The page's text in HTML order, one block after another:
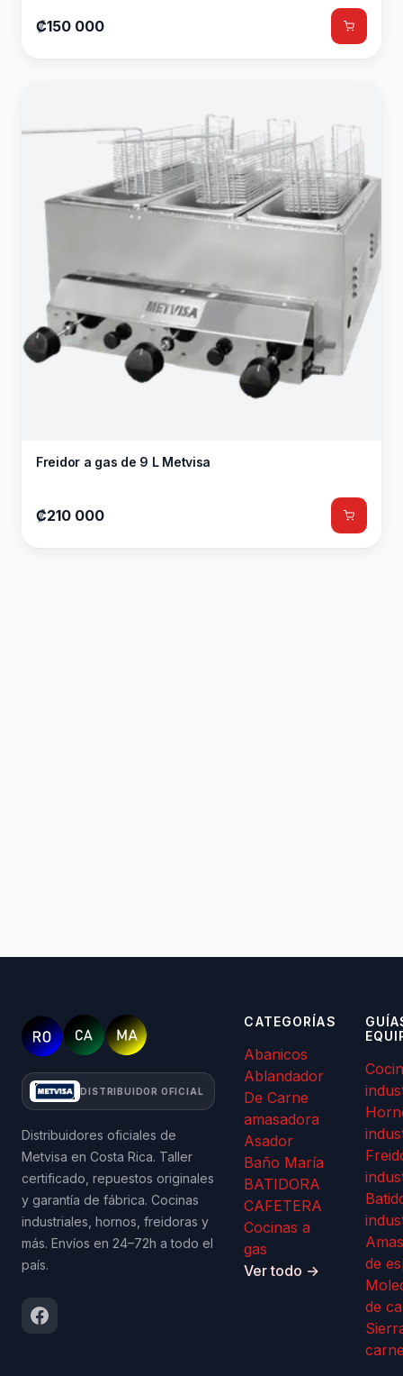
₡150 000
Freidor a gas de 9 L Metvisa
₡210 000
DISTRIBUIDOR OFICIAL
Distribuidores oficiales de
Metvisa en Costa Rica. Taller
certificado, repuestos originales
y garantía de fábrica. Cocinas
industriales, hornos, freidoras y
más. Envíos en 24–72h a todo el
país.
CATEGORÍAS
Abanicos
Ablandador
De Carne
amasadora
Asador
Baño María
BATIDORA
CAFETERA
Cocinas a
gas
Ver todo →
de
de